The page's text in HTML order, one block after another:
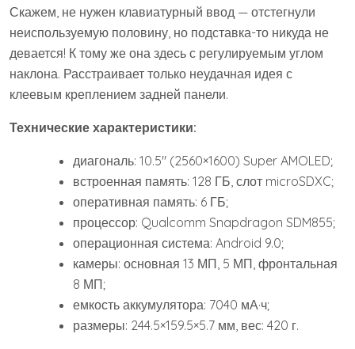
Скажем, не нужен клавиатурный ввод — отстегнули
неиспользуемую половину, но подставка-то никуда не
девается! К тому же она здесь с регулируемым углом
наклона. Расстраивает только неудачная идея с
клеевым креплением задней панели.
Технические характеристики:
диагональ: 10.5″ (2560×1600) Super AMOLED;
встроенная память: 128 ГБ, слот microSDXC;
оперативная память: 6 ГБ;
процессор: Qualcomm Snapdragon SDM855;
операционная система: Android 9.0;
камеры: основная 13 МП, 5 МП, фронтальная
8 МП;
емкость аккумулятора: 7040 мА·ч;
размеры: 244.5×159.5×5.7 мм, вес: 420 г.